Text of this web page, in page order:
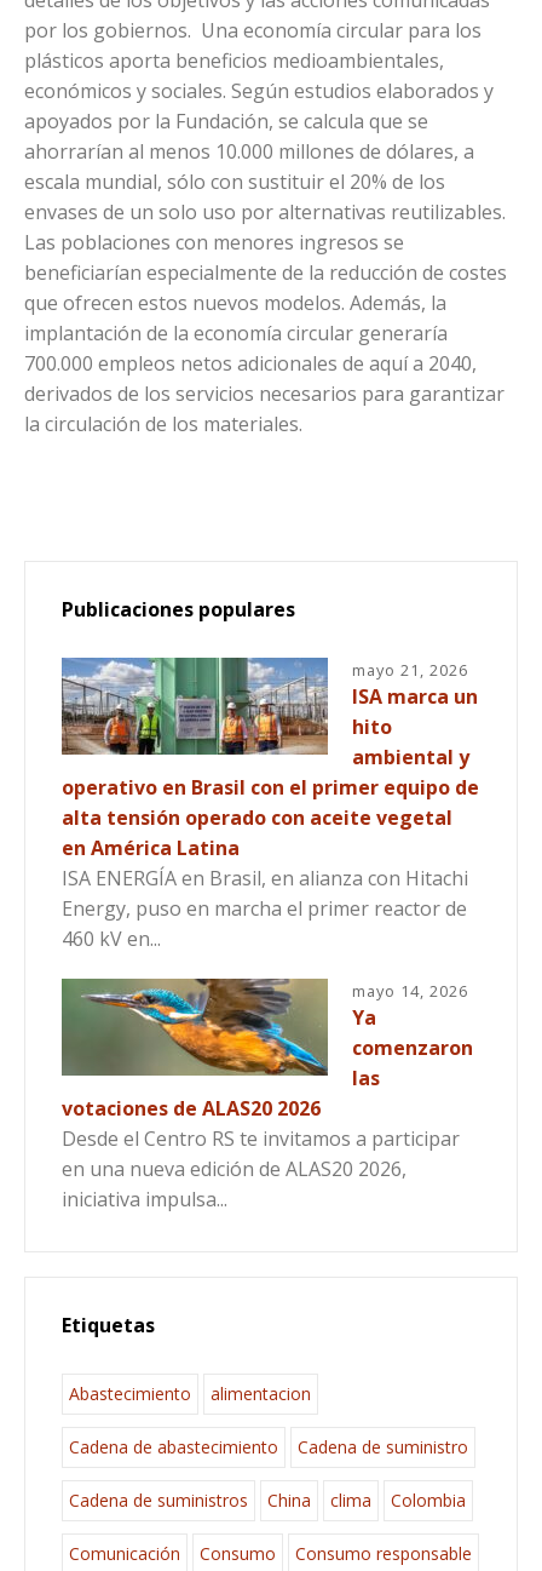
por los gobiernos. Una economía circular para los
plásticos aporta beneficios medioambientales,
económicos y sociales. Según estudios elaborados y
apoyados por la Fundación, se calcula que se
ahorrarían al menos 10.000 millones de dólares, a
escala mundial, sólo con sustituir el 20% de los
envases de un solo uso por alternativas reutilizables.
Las poblaciones con menores ingresos se
beneficiarían especialmente de la reducción de costes
que ofrecen estos nuevos modelos. Además, la
implantación de la economía circular generaría
700.000 empleos netos adicionales de aquí a 2040,
derivados de los servicios necesarios para garantizar
la circulación de los materiales.
Publicaciones populares
mayo 21, 2026
ISA marca un
hito
ambiental y
operativo en Brasil con el primer equipo de
alta tensión operado con aceite vegetal
en América Latina
ISA ENERGÍA en Brasil, en alianza con Hitachi
Energy, puso en marcha el primer reactor de
460 kV en...
mayo 14, 2026
Ya
comenzaron
las
votaciones de ALAS20 2026
Desde el Centro RS te invitamos a participar
en una nueva edición de ALAS20 2026,
iniciativa impulsa...
Etiquetas
Abastecimiento alimentacion
Cadena de abastecimiento Cadena de suministro
Cadena de suministros China clima Colombia
Comunicación Consumo Consumo responsable